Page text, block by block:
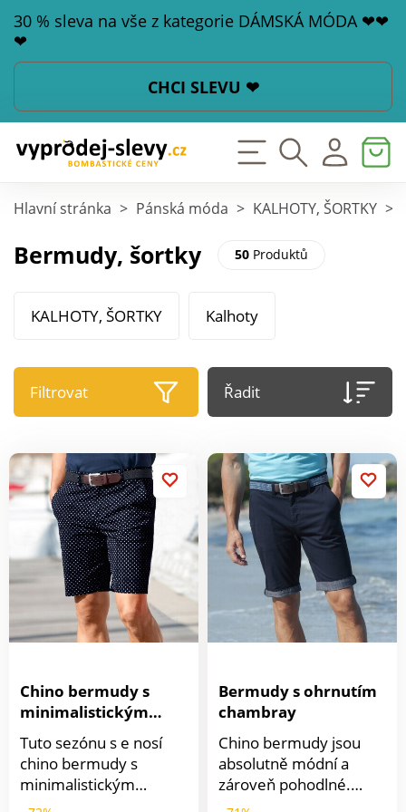
30 % sleva na vše z kategorie DÁMSKÁ MÓDA ❤❤
❤
CHCI SLEVU ❤
Hlavní stránka > Pánská móda > KALHOTY, ŠORTKY >
Bermudy, šortky 50Produktů
KALHOTY, ŠORTKY Kalhoty
Filtrovat Řadit
Chino bermudy s
minimalistickým
Tuto sezónu s e nosí
chino bermudy s
minimalistickým
vzorem. Ze strečového
Bermudy s ohrnutím
chambray
Chino bermudy jsou
absolutně módní a
zároveň pohodlné.
Střih chino s ohrnutím z